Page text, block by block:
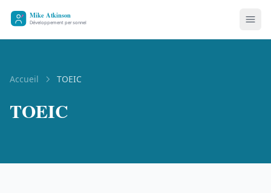
Accueil TOEIC
TOEIC